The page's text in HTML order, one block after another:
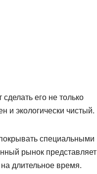
его не только
и экологически чистый.
специальными
рынок представляет
длительное время.